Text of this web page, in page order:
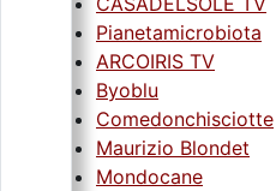
Pianetamicrobiota
ARCOIRIS TV
Byoblu
Comedonchisciotte
Maurizio Blondet
Mondocane